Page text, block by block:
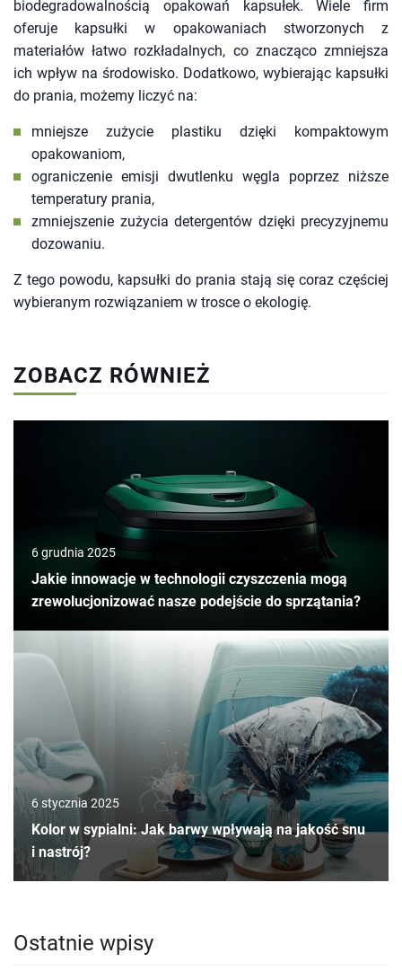
biodegradowalnością opakowań kapsułek. Wiele firm
oferuje kapsułki w opakowaniach stworzonych z
materiałów łatwo rozkładalnych, co znacząco zmniejsza
ich wpływ na środowisko. Dodatkowo, wybierając kapsułki
do prania, możemy liczyć na:
mniejsze zużycie plastiku dzięki kompaktowym
opakowaniom,
ograniczenie emisji dwutlenku węgla poprzez niższe
temperatury prania,
zmniejszenie zużycia detergentów dzięki precyzyjnemu
dozowaniu.
Z tego powodu, kapsułki do prania stają się coraz częściej
wybieranym rozwiązaniem w trosce o ekologię.
ZOBACZ RÓWNIEŻ
6 grudnia 2025
Jakie innowacje w technologii czyszczenia mogą
zrewolucjonizować nasze podejście do sprzątania?
6 stycznia 2025
Kolor w sypialni: Jak barwy wpływają na jakość snu
i nastrój?
Ostatnie wpisy